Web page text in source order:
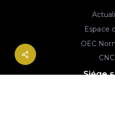
Espace
OEC
Siége